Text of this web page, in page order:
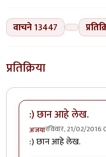
वाचने13447
प्रतिक्रिया
:) छान आहे लेख.
अजयारविवार, 21/02/2016
:) छान आहे लेख.